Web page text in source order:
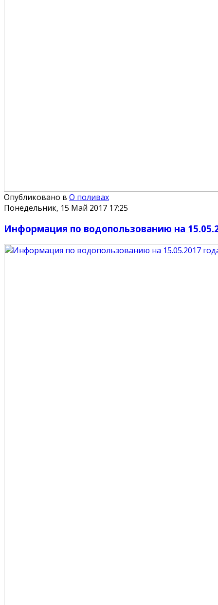
Опубликовано в О поливах
Понедельник, 15 Май 2017 17:25
Информация по водопользованию на